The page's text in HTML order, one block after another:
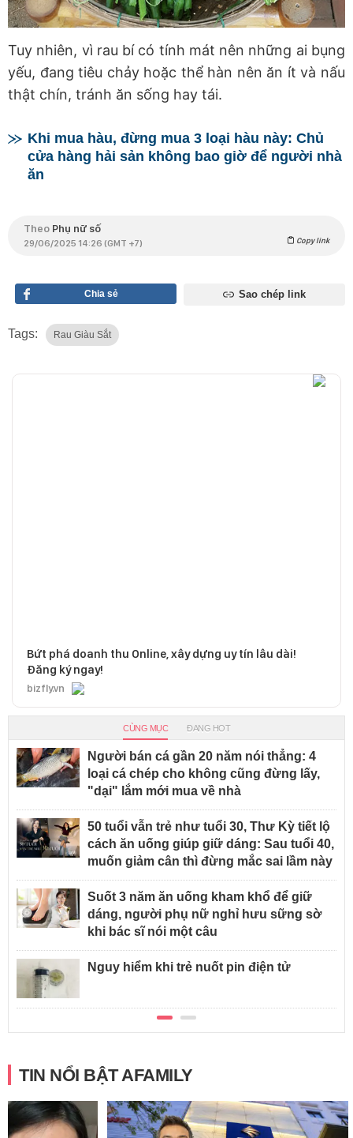
Tuy nhiên, vì rau bí có tính mát nên những ai bụng
yếu, đang tiêu chảy hoặc thể hàn nên ăn ít và nấu
thật chín, tránh ăn sống hay tái.
Khi mua hàu, đừng mua 3 loại hàu này: Chủ
cửa hàng hải sản không bao giờ để người nhà
ăn
Theo Phụ nữ số
29/06/2025 14:26 (GMT +7) Copy link
Chia sẻ Sao chép link
Tags: Rau Giàu Sắt
Bứt phá doanh thu Online, xây dựng uy tín lâu dài!
Đăng ký ngay!
bizfly.vn
CÙNG MỤC ĐANG HOT
Người bán cá gần 20 năm nói thẳng: 4
loại cá chép cho không cũng đừng lấy,
"dại" lắm mới mua về nhà
50 tuổi vẫn trẻ như tuổi 30, Thư Kỳ tiết lộ
cách ăn uống giúp giữ dáng: Sau tuổi 40,
muốn giảm cân thì đừng mắc sai lầm này
Suốt 3 năm ăn uống kham khổ để giữ
dáng, người phụ nữ nghỉ hưu sững sờ
khi bác sĩ nói một câu
Nguy hiểm khi trẻ nuốt pin điện tử
TIN NỔI BẬT AFAMILY